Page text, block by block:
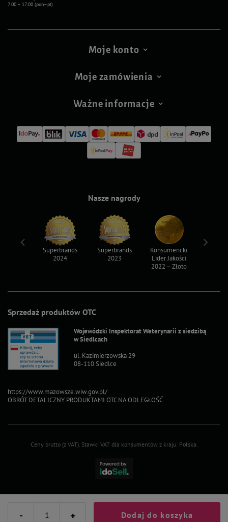
- + Dodaj do koszyka
7:00 – 17:00 (pon–pt)
Moje konto
Moje zamówienia
Ważne informacje
Sprzedaż produktów OTC
Wojewódzki Inspektorat Weterynarii z siedzibą
w Siedlcach
ul. Kazimierzowska 29
08-110 Siedlce
https://www.mazowsze.wiw.gov.pl/
OBRÓT DETALICZNY PRODUKTAMI OTC NA ODLEGŁOŚĆ
Nasze nagrody
Superbrands
2024
Superbrands
2023
Konsumencki
Lider Jakości
2022 – Złoto
Ceny brutto (z VAT). Stawki VAT dla konsumentów z kraju: Polska.